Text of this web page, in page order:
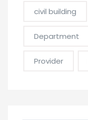
civil building
Department
Provider